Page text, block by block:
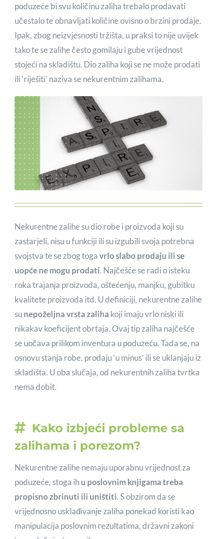
poduzeće bi svu količinu zaliha trebalo prodavati
učestalo te obnavljati količine ovisno o brzini prodaje.
Ipak, zbog neizvjesnosti tržišta, u praksi to nije uvijek
tako te se zalihe često gomilaju i gube vrijednost
stojeći na skladištu. Dio zaliha koji se ne može prodati
ili ‘riješiti’ naziva se nekurentnim zalihama.
Nekurentne zalihe su dio robe i proizvoda koji su
zastarjeli, nisu u funkciji ili su izgubili svoja potrebna
svojstva te se zbog togavrlo slabo prodaju ili se
uopće ne mogu prodati. Najčešće se radi o isteku
roka trajanja proizvoda, oštećenju, manjku, gubitku
kvalitete proizvoda itd. U definiciji, nekurentne zalihe
sunepoželjna vrsta zaliha koji imaju vrlo niski ili
nikakav koeficijent obrtaja. Ovaj tip zaliha najčešće
se uočava prilikom inventura u poduzeću. Tada se, na
osnovu stanja robe, prodaju ‘u minus’ ili se uklanjaju iz
skladišta. U oba slučaja, od nekurentnih zaliha tvrtka
nema dobit.
Kako izbjeći probleme sa
zalihama i porezom?
Nekurentne zalihe nemaju uporabnu vrijednost za
poduzeće, stoga ihu poslovnim knjigama treba
propisno zbrinuti ili uništiti. S obzirom da se
vrijednosno usklađivanje zaliha ponekad koristi kao
manipulacija poslovnim rezultatima, državni zakoni